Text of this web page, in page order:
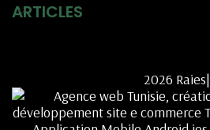
ARTICLES
2026 Raies|